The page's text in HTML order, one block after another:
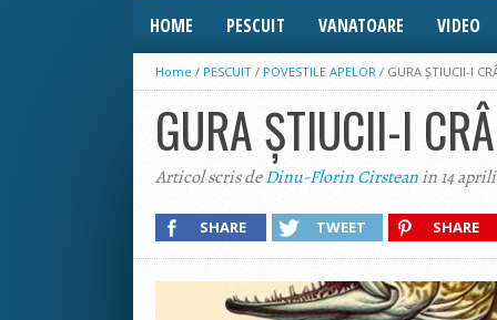
HOME PESCUIT VANATOARE VIDEO
Home / PESCUIT / POVESTILE APELOR / GURA ȘTIUCII-I
GURA ȘTIUCII-I
Articol scris deDinu-Florin Cirsteanin 14
SHARE TWEET SHARE